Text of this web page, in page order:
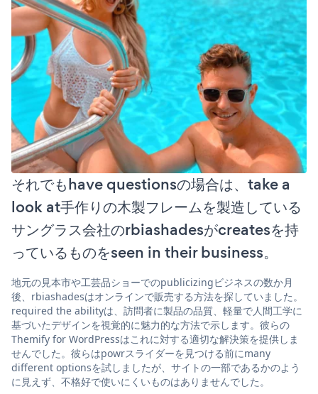
それでもhave questionsの場合は、take a
look at手作りの木製フレームを製造している
サングラス会社のrbiashadesがcreatesを持
っているものをseen in their business。
地元の見本市や工芸品ショーでのpublicizingビジネスの数か月
後、rbiashadesはオンラインで販売する方法を探していました。
required the abilityは、訪問者に製品の品質、軽量で人間工学に
基づいたデザインを視覚的に魅力的な方法で示します。彼らの
Themify for WordPressはこれに対する適切な解決策を提供しま
せんでした。彼らはpowrスライダーを見つける前にmany
different optionsを試しましたが、サイトの一部であるかのよう
に見えず、不格好で使いにくいものはありませんでした。